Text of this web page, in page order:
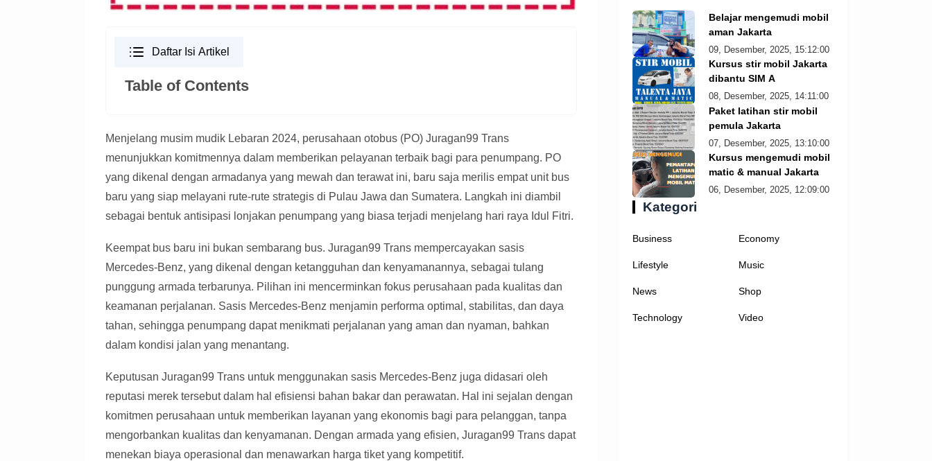
Daftar Isi Artikel
Table of Contents
Menjelang musim mudik Lebaran 2024, perusahaan otobus (PO) Juragan99 Trans
menunjukkan komitmennya dalam memberikan pelayanan terbaik bagi para penumpang. PO
yang dikenal dengan armadanya yang mewah dan terawat ini, baru saja merilis empat unit bus
baru yang siap melayani rute-rute strategis di Pulau Jawa dan Sumatera. Langkah ini diambil
sebagai bentuk antisipasi lonjakan penumpang yang biasa terjadi menjelang hari raya Idul Fitri.
Keempat bus baru ini bukan sembarang bus. Juragan99 Trans mempercayakan sasis
Mercedes-Benz, yang dikenal dengan ketangguhan dan kenyamanannya, sebagai tulang
punggung armada terbarunya. Pilihan ini mencerminkan fokus perusahaan pada kualitas dan
keamanan perjalanan. Sasis Mercedes-Benz menjamin performa optimal, stabilitas, dan daya
tahan, sehingga penumpang dapat menikmati perjalanan yang aman dan nyaman, bahkan
dalam kondisi jalan yang menantang.
Keputusan Juragan99 Trans untuk menggunakan sasis Mercedes-Benz juga didasari oleh
reputasi merek tersebut dalam hal efisiensi bahan bakar dan perawatan. Hal ini sejalan dengan
komitmen perusahaan untuk memberikan layanan yang ekonomis bagi para pelanggan, tanpa
mengorbankan kualitas dan kenyamanan. Dengan armada yang efisien, Juragan99 Trans dapat
menekan biaya operasional dan menawarkan harga tiket yang kompetitif.
Belajar mengemudi mobil
aman Jakarta
09, Desember, 2025, 15:12:00
Kursus stir mobil Jakarta
dibantu SIM A
08, Desember, 2025, 14:11:00
Paket latihan stir mobil
pemula Jakarta
07, Desember, 2025, 13:10:00
Kursus mengemudi mobil
matic & manual Jakarta
06, Desember, 2025, 12:09:00
Kategori
Business Economy
Lifestyle Music
News Shop
Technology Video